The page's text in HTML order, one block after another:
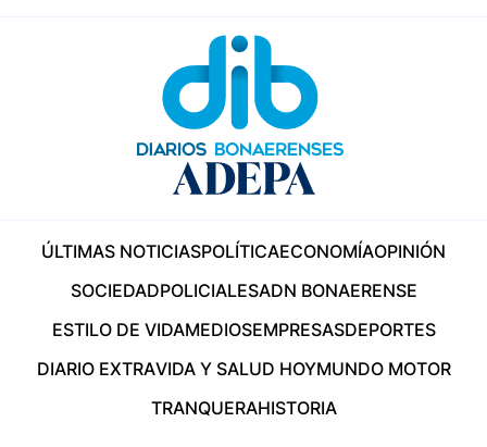
ÚLTIMAS NOTICIASPOLÍTICAECONOMÍAOPINIÓN
SOCIEDADPOLICIALESADN BONAERENSE
ESTILO DE VIDAMEDIOSEMPRESASDEPORTES
DIARIO EXTRAVIDA Y SALUD HOYMUNDO MOTOR
TRANQUERAHISTORIA